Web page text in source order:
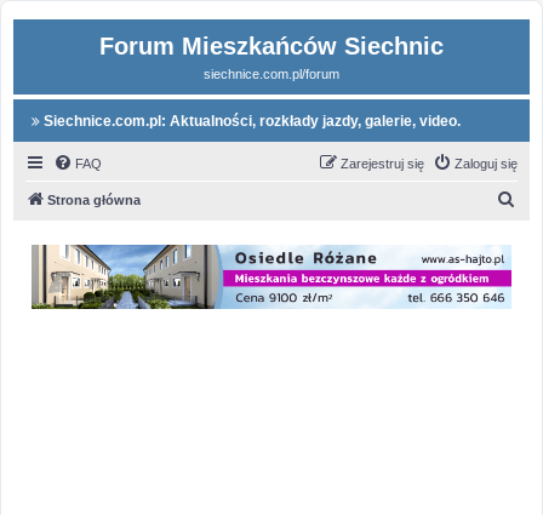
Forum Mieszkańców Siechnic
siechnice.com.pl/forum
Siechnice.com.pl: Aktualności, rozkłady jazdy, galerie, video.
FAQ Zaloguj się
Zarejestruj się
Strona główna